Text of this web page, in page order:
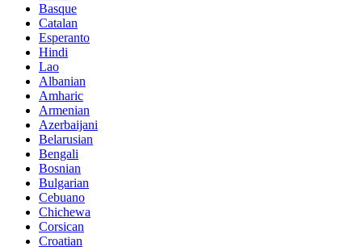
Basque
Catalan
Esperanto
Hindi
Lao
Albanian
Amharic
Armenian
Azerbaijani
Belarusian
Bengali
Bosnian
Bulgarian
Cebuano
Chichewa
Corsican
Croatian